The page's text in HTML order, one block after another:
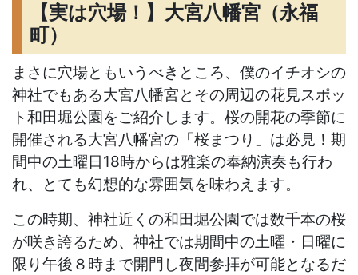
【実は穴場！】大宮八幡宮（永福
町）
まさに穴場ともいうべきところ、僕のイチオシの
神社でもある大宮八幡宮とその周辺の花見スポッ
ト和田堀公園をご紹介します。桜の開花の季節に
開催される大宮八幡宮の「桜まつり」は必見！期
間中の土曜日18時からは雅楽の奉納演奏も行わ
れ、とても幻想的な雰囲気を味わえます。
この時期、神社近くの和田堀公園では数千本の桜
が咲き誇るため、神社では期間中の土曜・日曜に
限り午後８時まで開門し夜間参拝が可能となるだ